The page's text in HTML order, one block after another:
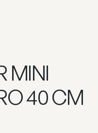
MINI
40 CM